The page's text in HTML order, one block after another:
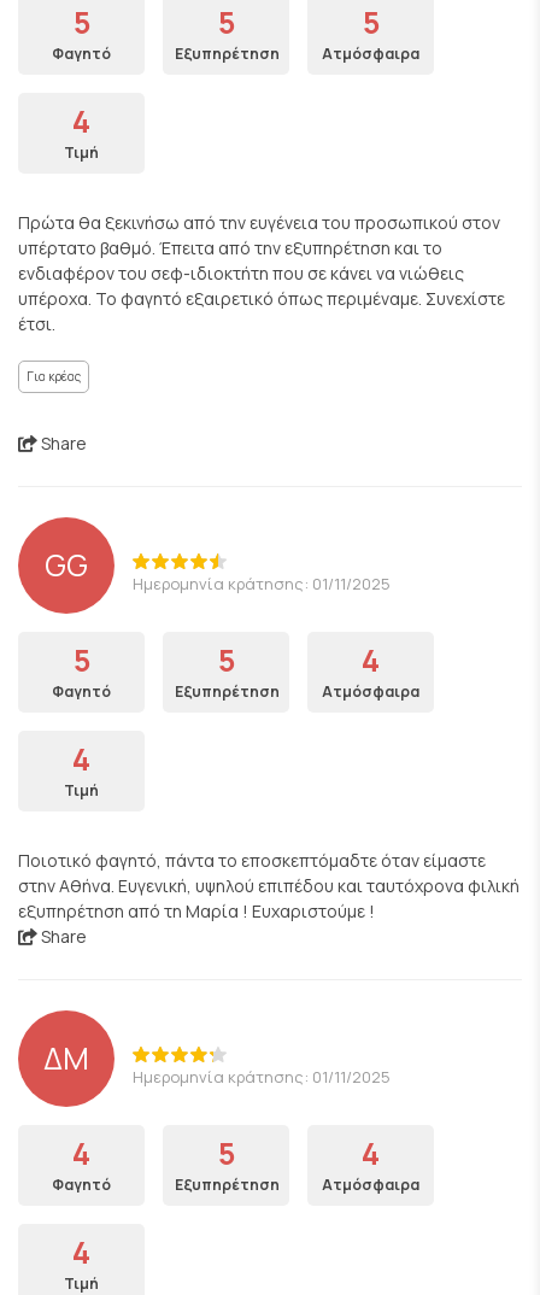
5
Φαγητό
5
Εξυπηρέτηση
5
Ατμόσφαιρα
4
Τιμή
Πρώτα θα ξεκινήσω από την ευγένεια του προσωπικού στον
υπέρτατο βαθμό. Έπειτα από την εξυπηρέτηση και το
ενδιαφέρον του σεφ-ιδιοκτήτη που σε κάνει να νιώθεις
υπέροχα. Το φαγητό εξαιρετικό όπως περιμέναμε. Συνεχίστε
έτσι.
Για κρέας
Share
GG Ημερομηνία κράτησης: 01/11/2025
5
Φαγητό
5
Εξυπηρέτηση
4
Ατμόσφαιρα
4
Τιμή
Ποιοτικό φαγητό, πάντα το εποσκεπτόμαδτε όταν είμαστε
στην Αθήνα. Ευγενική, υψηλού επιπέδου και ταυτόχρονα φιλική
εξυπηρέτηση από τη Μαρία ! Ευχαριστούμε !
Share
ΔΜ Ημερομηνία κράτησης: 01/11/2025
4
Φαγητό
5
Εξυπηρέτηση
4
Ατμόσφαιρα
4
Τιμή